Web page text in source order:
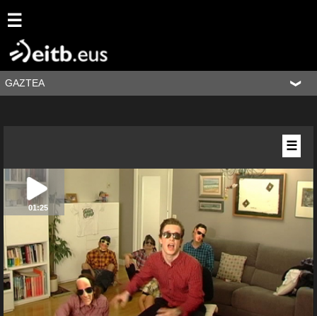
☰
GAZTEA
01:25
☰